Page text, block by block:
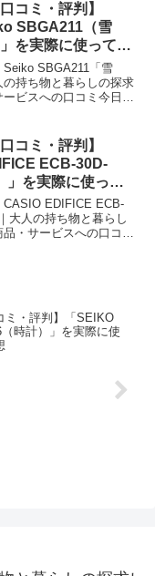
コミ・評判】
SBGA211（雪
を実際に使ってみ
SBGA211「雪
持ち物と暮らしの探求
ビスへの口コミ今日、
コミ・評判】
ECB-30D-
」を実際に使って
CASIO EDIFICE ECB-
大人の持ち物と暮らし
・サービスへの口コミ
ミ・評判】「SEIKO
時計）」を実際に使